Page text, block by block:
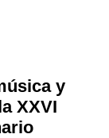
y
XXVI